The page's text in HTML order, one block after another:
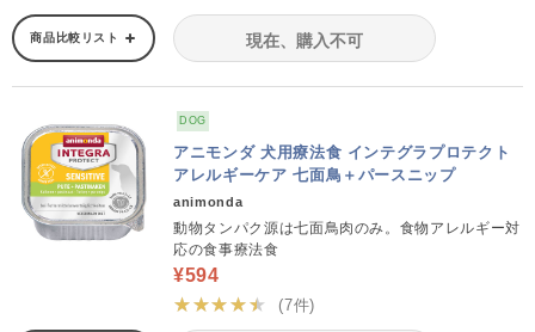
商品比較リスト 現在、購入不可
DOG
アニモンダ 犬用療法食 インテグラプロテクト
アレルギーケア 七面鳥＋パースニップ
animonda
動物タンパク源は七面鳥肉のみ。食物アレルギー対
応の食事療法食
¥594
★★★★★
(7件)